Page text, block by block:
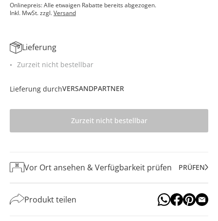
Onlinepreis: Alle etwaigen Rabatte bereits abgezogen.
Inkl. MwSt. zzgl.Versand
Lieferung
Zurzeit nicht bestellbar
Lieferung durchVERSANDPARTNER
Zurzeit nicht bestellbar
Vor Ort ansehen & Verfügbarkeit prüfen PRÜFEN
Produkt teilen